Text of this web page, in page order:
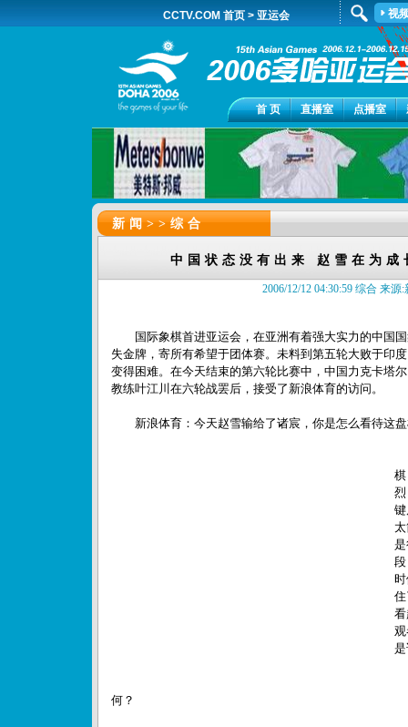
CCTV.COM 首页 > 亚运会 视
首 页 直播室 点播室
新闻>>综合
中国状态没有出来 赵雪在为成
2006/12/12 04:30:59 综合 来源
国际象棋首进亚运会，在亚洲有着强大实力的中国国
失金牌，寄所有希望于团体赛。未料到第五轮大败于印
变得困难。在今天结束的第六轮比赛中，中国力克卡塔
教练叶江川在六轮战罢后，接受了新浪体育的访问。
新浪体育：今天赵雪输给了诸宸，你是怎么看待这盘
何？